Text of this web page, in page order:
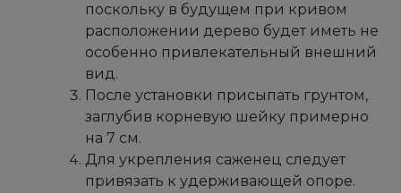
поскольку в будущем при кривом
расположении дерево будет иметь не
особенно привлекательный внешний
вид.
После установки присыпать грунтом,
заглубив корневую шейку примерно
на 7 см.
Для укрепления саженец следует
привязать к удерживающей опоре.